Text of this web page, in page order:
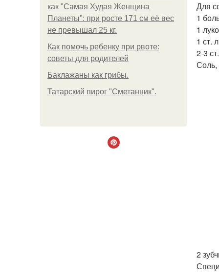
как "Самая Худая Женщина
Планеты": при росте 171 см её вес
не превышал 25 кг.
Как помочь ребенку при рвоте:
советы для родителей
Баклажаны как грибы.
Татарский пирог "Сметанник".
Для
1
1
1 ст.
2-3
Соль,
2